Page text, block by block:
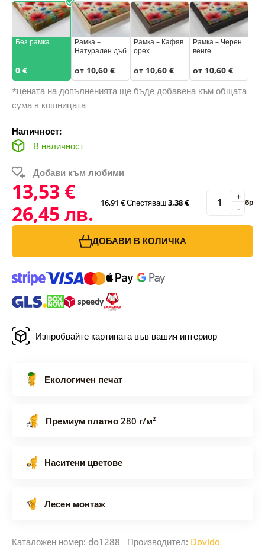
Без рамка
0 €
Рамка –
Натурален дъб
от 10,60 €
Рамка – Кафяв
орех
от 10,60 €
Рамка – Черен
венге
от 10,60 €
*цената на допълненията ще бъде добавена към общата
сума в кошницата
Наличност:
В наличност
Добави към любими
13,53 €
26,45 лв.
16,91 €Спестяваш3,38 € -
+ бр
ДОБАВИ В КОЛИЧКА
Изпробвайте картината във вашия интериор
Екологичен печат
Премиум платно 280 г/м²
Наситени цветове
Лесен монтаж
Каталожен номер: do1288 Производител: Dovido